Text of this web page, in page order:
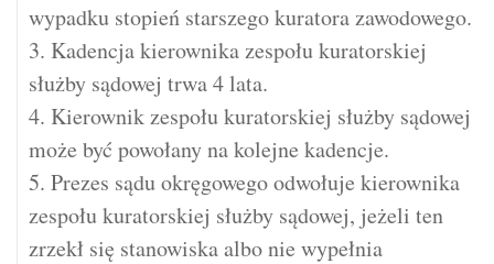
wypadku stopień starszego kuratora zawodowego.
3. Kadencja kierownika zespołu kuratorskiej
służby sądowej trwa 4 lata.
4. Kierownik zespołu kuratorskiej służby sądowej
może być powołany na kolejne kadencje.
5. Prezes sądu okręgowego odwołuje kierownika
zespołu kuratorskiej służby sądowej, jeżeli ten
zrzekł się stanowiska albo nie wypełnia